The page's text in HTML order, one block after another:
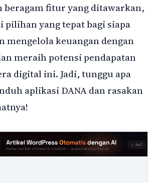
beragam fitur yang ditawarkan,
pilihan yang tepat bagi siapa
mengelola keuangan dengan
meraih potensi pendapatan
digital ini. Jadi, tunggu apa
aplikasi DANA dan rasakan